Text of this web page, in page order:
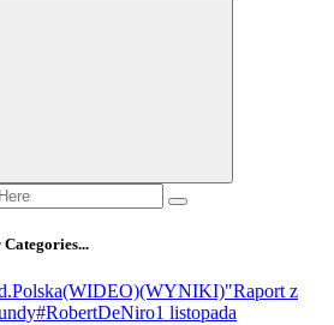
.Polska(WIDEO)(WYNIKI)"Raport z
#RobertDeNiro1 listopada